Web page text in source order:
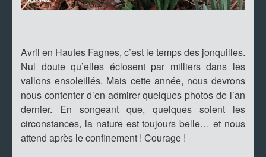
Avril en Hautes Fagnes, c’est le temps des jonquilles.
Nul doute qu’elles éclosent par milliers dans les
vallons ensoleillés. Mais cette année, nous devrons
nous contenter d’en admirer quelques photos de l’an
dernier. En songeant que, quelques soient les
circonstances, la nature est toujours belle… et nous
attend après le confinement ! Courage !